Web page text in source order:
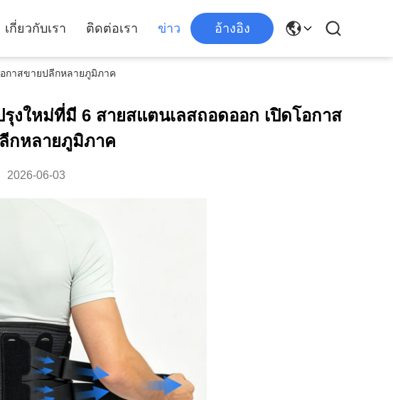
เกี่ยวกับเรา ติดต่อเรา ข่าว อ้างอิง
กาสขายปลีกหลายภูมิภาค
ใหม่ที่มี 6 สายสแตนเลสถอดออก เปิดโอกาส
กหลายภูมิภาค
2026-06-03